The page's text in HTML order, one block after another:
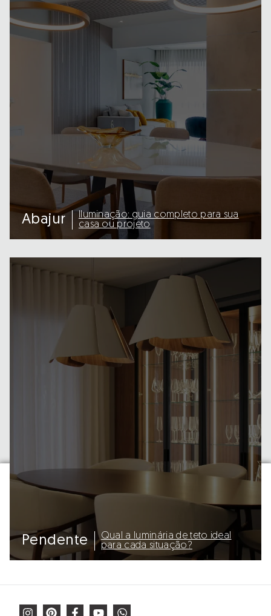
Abajur
Iluminação: guia completo para sua
casa ou projeto
Pendente
Qual a luminária de teto ideal
para cada situação?